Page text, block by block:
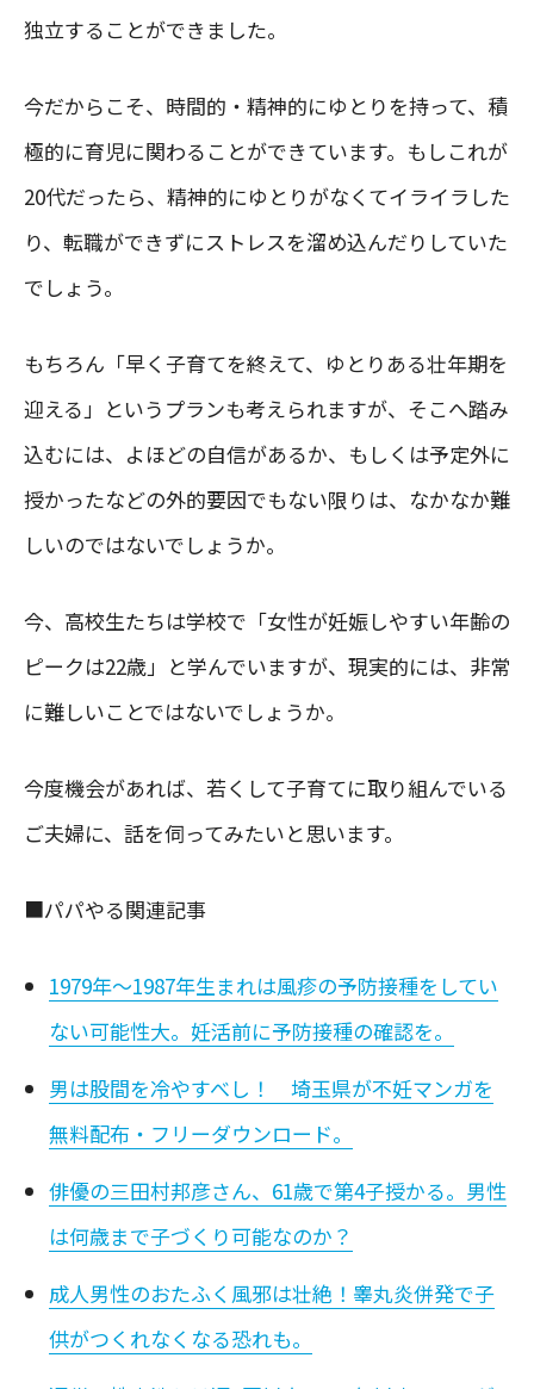
独立することができました。
今だからこそ、時間的・精神的にゆとりを持って、積
極的に育児に関わることができています。もしこれが
20代だったら、精神的にゆとりがなくてイライラした
り、転職ができずにストレスを溜め込んだりしていた
でしょう。
もちろん「早く子育てを終えて、ゆとりある壮年期を
迎える」というプランも考えられますが、そこへ踏み
込むには、よほどの自信があるか、もしくは予定外に
授かったなどの外的要因でもない限りは、なかなか難
しいのではないでしょうか。
今、高校生たちは学校で「女性が妊娠しやすい年齢の
ピークは22歳」と学んでいますが、現実的には、非常
に難しいことではないでしょうか。
今度機会があれば、若くして子育てに取り組んでいる
ご夫婦に、話を伺ってみたいと思います。
■パパやる関連記事
1979年～1987年生まれは風疹の予防接種をしてい
ない可能性大。妊活前に予防接種の確認を。
男は股間を冷やすべし！ 埼玉県が不妊マンガを
無料配布・フリーダウンロード。
俳優の三田村邦彦さん、61歳で第4子授かる。男性
は何歳まで子づくり可能なのか？
成人男性のおたふく風邪は壮絶！睾丸炎併発で子
供がつくれなくなる恐れも。